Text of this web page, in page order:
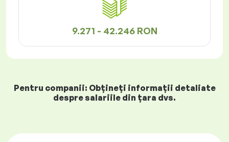
9.271 - 42.246 RON
Pentru companii: Obțineți informații detaliate
despre salariile din țara dvs.